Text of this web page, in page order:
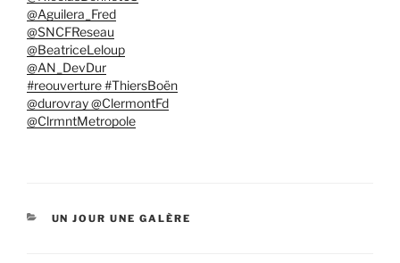
@Aguilera_Fred
@SNCFReseau
@BeatriceLeloup
@AN_DevDur
#reouverture #ThiersBoën
@durovray @ClermontFd
@ClrmntMetropole
CATÉGORIES
UN JOUR UNE GALÈRE